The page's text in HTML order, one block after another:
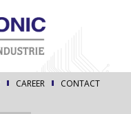
CAREER CONTACT